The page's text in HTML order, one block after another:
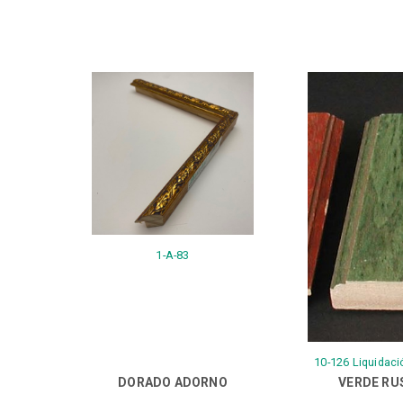
1-A-83
DORADO ADORNO
10-126
VERDE